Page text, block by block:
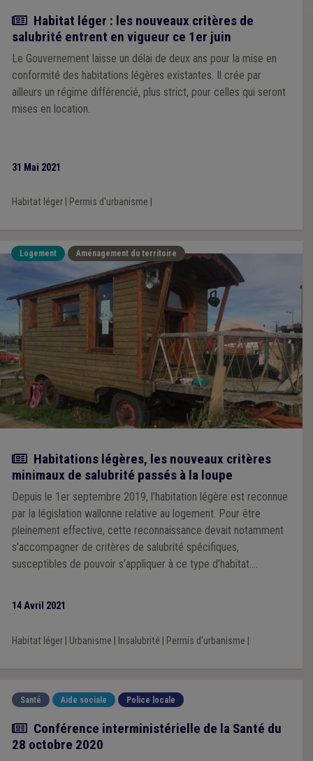
Actualité
Habitat léger : les nouveaux critères de
salubrité entrent en vigueur ce 1er juin
Le Gouvernement laisse un délai de deux ans pour la mise en
conformité des habitations légères existantes. Il crée par
ailleurs un régime différencié, plus strict, pour celles qui seront
mises en location.
31 Mai 2021
Habitat léger| Permis d'urbanisme
Logement Aménagement du territoire
Article
Habitations légères, les nouveaux critères
minimaux de salubrité passés à la loupe
Depuis le 1er septembre 2019, l’habitation légère est reconnue
par la législation wallonne relative au logement. Pour être
pleinement effective, cette reconnaissance devait notamment
s’accompagner de critères de salubrité spécifiques,
susceptibles de pouvoir s’appliquer à ce type d’habitat.
14 Avril 2021
Habitat léger| Urbanisme Insalubrité Permis d'urbanisme
Santé Aide sociale Police locale
Actualité
Conférence interministérielle de la Santé du
28 octobre 2020